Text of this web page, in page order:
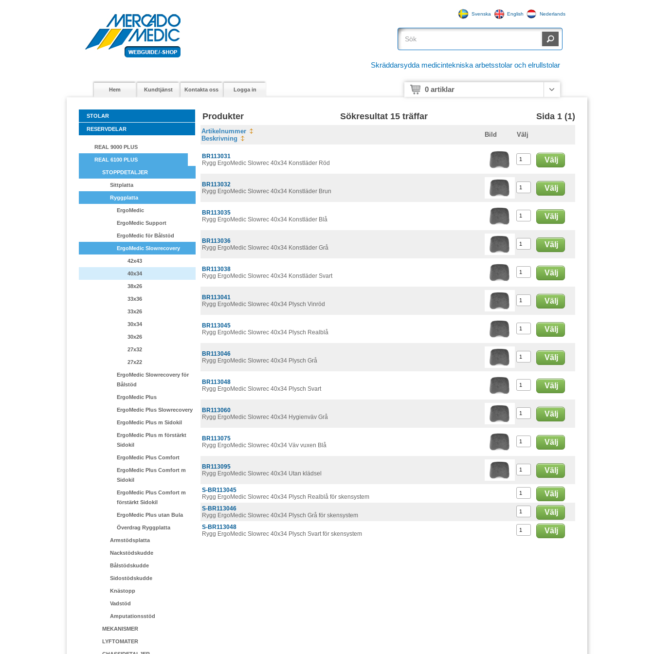
Svenska English Nederlands
Skräddarsydda medicintekniska arbetsstolar och elrullstolar
Hem Kundtjänst Kontakta oss Logga in 0 artiklar
STOLAR
RESERVDELAR
REAL 9000 PLUS
REAL 6100 PLUS
STOPPDETALJER
Sittplatta
Ryggplatta
ErgoMedic
ErgoMedic Support
ErgoMedic för Bålstöd
ErgoMedic Slowrecovery
42x43
40x34
38x26
33x36
33x26
30x34
30x26
27x32
27x22
ErgoMedic Slowrecovery för
Bålstöd
ErgoMedic Plus
ErgoMedic Plus Slowrecovery
ErgoMedic Plus m Sidokil
ErgoMedic Plus m förstärkt
Sidokil
ErgoMedic Plus Comfort
ErgoMedic Plus Comfort m
Sidokil
ErgoMedic Plus Comfort m
förstärkt Sidokil
ErgoMedic Plus utan Bula
Överdrag Ryggplatta
Armstödsplatta
Nackstödskudde
Bålstödskudde
Sidostödskudde
Knästopp
Vadstöd
Amputationsstöd
MEKANISMER
LYFTOMATER
Produkter Sökresultat 15 träffar Sida 1 (1)
Artikelnummer
Beskrivning
Bild Välj
BR113031
Rygg ErgoMedic Slowrec 40x34 Konstläder Röd
Välj
BR113032
Rygg ErgoMedic Slowrec 40x34 Konstläder Brun
Välj
BR113035
Rygg ErgoMedic Slowrec 40x34 Konstläder Blå
Välj
BR113036
Rygg ErgoMedic Slowrec 40x34 Konstläder Grå
Välj
BR113038
Rygg ErgoMedic Slowrec 40x34 Konstläder Svart
Välj
BR113041
Rygg ErgoMedic Slowrec 40x34 Plysch Vinröd
Välj
BR113045
Rygg ErgoMedic Slowrec 40x34 Plysch Realblå
Välj
BR113046
Rygg ErgoMedic Slowrec 40x34 Plysch Grå
Välj
BR113048
Rygg ErgoMedic Slowrec 40x34 Plysch Svart
Välj
BR113060
Rygg ErgoMedic Slowrec 40x34 Hygienväv Grå
Välj
BR113075
Rygg ErgoMedic Slowrec 40x34 Väv vuxen Blå
Välj
BR113095
Rygg ErgoMedic Slowrec 40x34 Utan klädsel
Välj
S-BR113045
Rygg ErgoMedic Slowrec 40x34 Plysch Realblå för skensystem
Välj
S-BR113046
Rygg ErgoMedic Slowrec 40x34 Plysch Grå för skensystem
Välj
S-BR113048
Rygg ErgoMedic Slowrec 40x34 Plysch Svart för skensystem
Välj